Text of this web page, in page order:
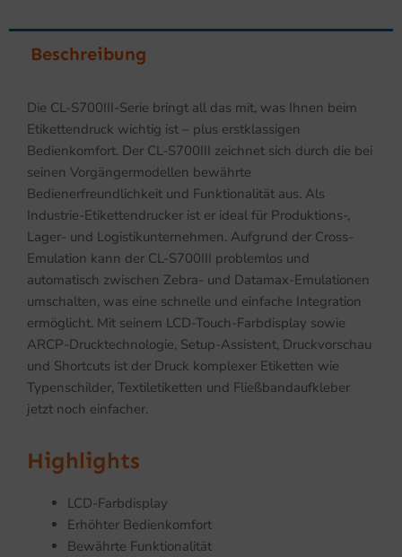
Beschreibung
Die CL-S700III-Serie bringt all das mit, was Ihnen beim
Etikettendruck wichtig ist – plus erstklassigen
Bedienkomfort. Der CL-S700III zeichnet sich durch die bei
seinen Vorgängermodellen bewährte
Bedienerfreundlichkeit und Funktionalität aus. Als
Industrie-Etikettendrucker ist er ideal für Produktions-,
Lager- und Logistikunternehmen. Aufgrund der Cross-
Emulation kann der CL-S700III problemlos und
automatisch zwischen Zebra- und Datamax-Emulationen
umschalten, was eine schnelle und einfache Integration
ermöglicht. Mit seinem LCD-Touch-Farbdisplay sowie
ARCP-Drucktechnologie, Setup-Assistent, Druckvorschau
und Shortcuts ist der Druck komplexer Etiketten wie
Typenschilder, Textiletiketten und Fließbandaufkleber
jetzt noch einfacher.
Highlights
LCD-Farbdisplay
Erhöhter Bedienkomfort
Bewährte Funktionalität